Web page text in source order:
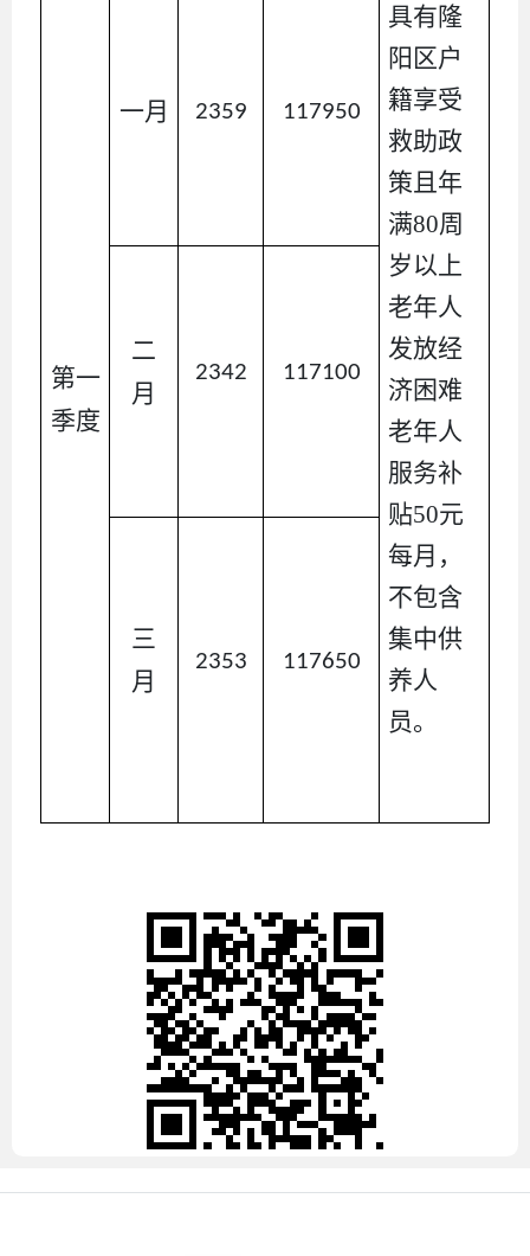
第一
季度
一月 2359 117950
具有隆
阳区户
籍享受
救助政
策且年
满80周
岁以上
老年人
发放经
济困难
老年人
服务补
贴50元
每月，
不包含
集中供
养人
员。
二
月
2342 117100
三
月
2353 117650